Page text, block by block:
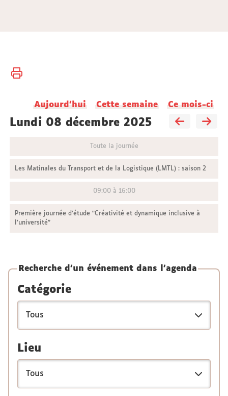
Vous
Accueil
Aujourd'hui Cette semaine Ce mois-ci
lundi 08 décembre 2025
Toute la journée
Les Matinales du Transport et de la Logistique (LMTL) : saison 2
09:00 à 16:00
Première journée d'étude "Créativité et dynamique inclusive à
l’université"
Recherche d'un événement dans l'agenda
Catégorie
Lieu